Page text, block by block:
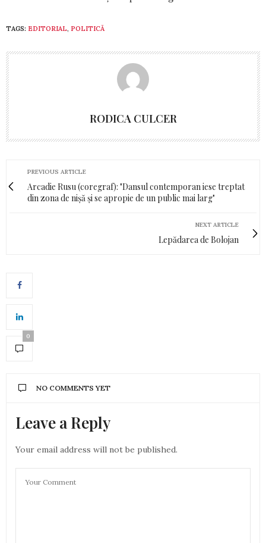
TAGS: EDITORIAL, POLITICĂ
RODICA CULCER
PREVIOUS ARTICLE
Arcadie Rusu (coregraf): "Dansul contemporan iese treptat
din zona de nișă și se apropie de un public mai larg"
NEXT ARTICLE
Lepădarea de Bolojan
0
NO COMMENTS YET
Leave a Reply
Your email address will not be published.